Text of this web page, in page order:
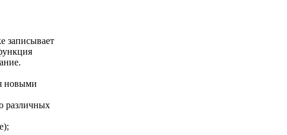
записывает
новыми
различных